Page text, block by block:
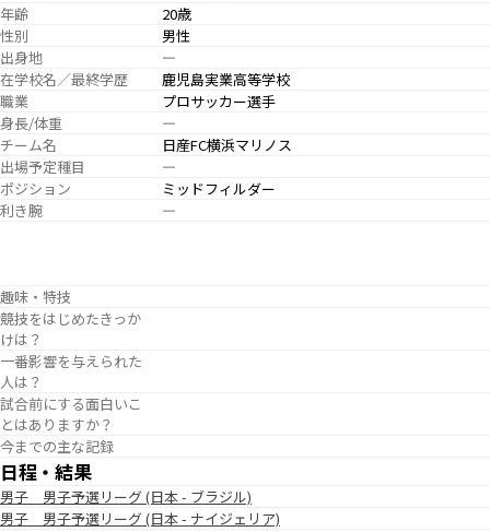
年齢
20歳
性別
男性
出身地
―
在学校名／最終学歴
鹿児島実業高等学校
職業
プロサッカー選手
身長/体重
―
チーム名
日産FC横浜マリノス
出場予定種目
―
ポジション
ミッドフィルダー
利き腕
―
趣味・特技
競技をはじめたきっか
けは？
一番影響を与えられた
人は？
試合前にする面白いこ
とはありますか？
今までの主な記録
日程・結果
男子 男子予選リーグ (日本 - ブラジル)
男子 男子予選リーグ (日本 - ナイジェリア)